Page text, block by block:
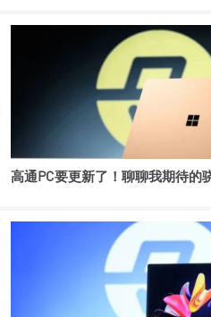
高通PC要更新了！聊聊我期待的